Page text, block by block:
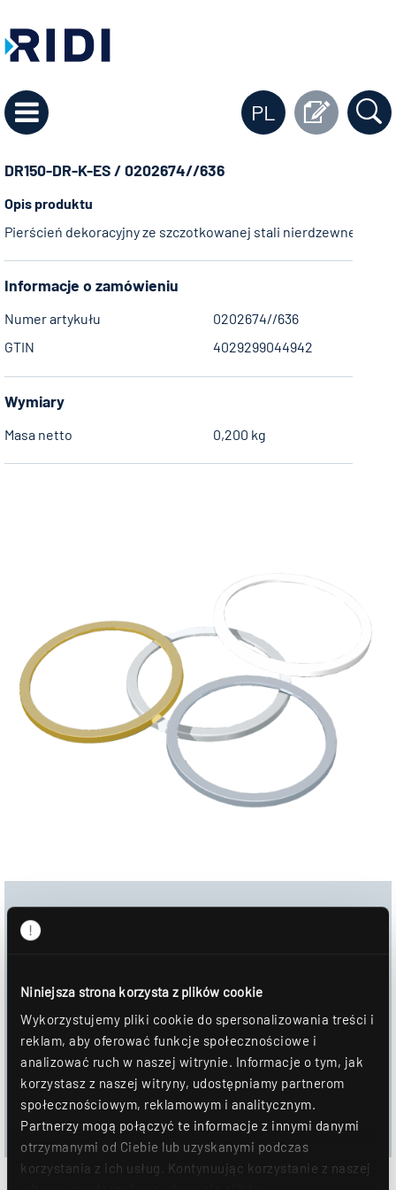
Niniejsza strona korzysta z plików cookie
Wykorzystujemy pliki cookie do spersonalizowania treści i
reklam, aby oferować funkcje społecznościowe i
analizować ruch w naszej witrynie. Informacje o tym, jak
korzystasz z naszej witryny, udostępniamy partnerom
społecznościowym, reklamowym i analitycznym.
Partnerzy mogą połączyć te informacje z innymi danymi
otrzymanymi od Ciebie lub uzyskanymi podczas
korzystania z ich usług. Kontynuując korzystanie z naszej
PL
DR150-DR-K-ES / 0202674//636
Opis produktu
Pierścień dekoracyjny ze szczotkowanej stali nierdzewnej do
Informacje o zamówieniu
Numer artykułu
0202674//636
GTIN
4029299044942
Wymiary
Masa netto 0,200 kg
Download
Arkusz danych
DOWNLOAD
DOŁĄCZYĆ DO NOTATNIKA